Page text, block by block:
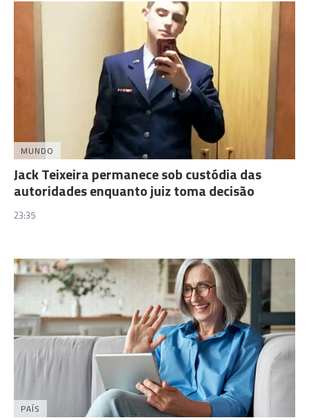
MUNDO
Jack Teixeira permanece sob custódia das
autoridades enquanto juiz toma decisão
23:35
PAÍS